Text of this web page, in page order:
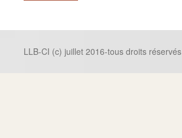
LLB-CI (c) juillet 2016-tous droits réservés